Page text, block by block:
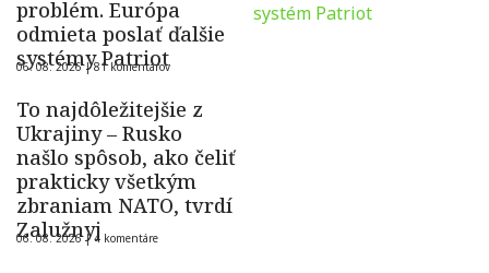
problém. Európa
odmieta poslať ďalšie
systémy Patriot
06. 08. 2026 |81 komentárov
To najdôležitejšie z
Ukrajiny – Rusko
našlo spôsob, ako čeliť
prakticky všetkým
zbraniam NATO, tvrdí
Zalužnyj
06. 08. 2026 |4 komentáre